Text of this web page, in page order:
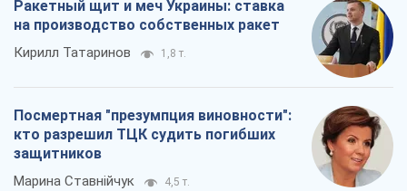
Ракетный щит и меч Украины: ставка
на производство собственных ракет
Кирилл Татаринов 1,8 т.
Посмертная "презумпция виновности":
кто разрешил ТЦК судить погибших
защитников
Марина Ставнійчук 4,5 т.